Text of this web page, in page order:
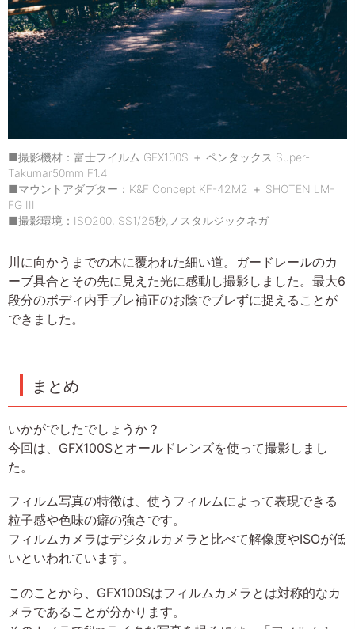
■撮影機材：富士フイルム GFX100S ＋ ペンタックス Super-
Takumar50mm F1.4
■マウントアダプター：K&F Concept KF-42M2 ＋ SHOTEN LM-
FG III
■撮影環境：ISO200, SS1/25秒,ノスタルジックネガ
川に向かうまでの木に覆われた細い道。ガードレールのカ
ーブ具合とその先に見えた光に感動し撮影しました。最大6
段分のボディ内手ブレ補正のお陰でブレずに捉えることが
できました。
まとめ
いかがでしたでしょうか？
今回は、GFX100Sとオールドレンズを使って撮影しまし
た。
フィルム写真の特徴は、使うフィルムによって表現できる
粒子感や色味の癖の強さです。
フィルムカメラはデジタルカメラと比べて解像度やISOが低
いといわれています。
このことから、GFX100Sはフィルムカメラとは対称的なカ
メラであることが分かります。